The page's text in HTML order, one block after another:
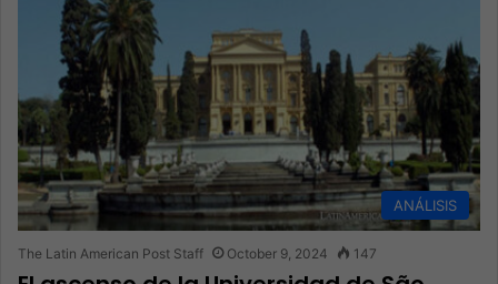
ANÁLISIS
The Latin American Post Staff October 9, 2024 147